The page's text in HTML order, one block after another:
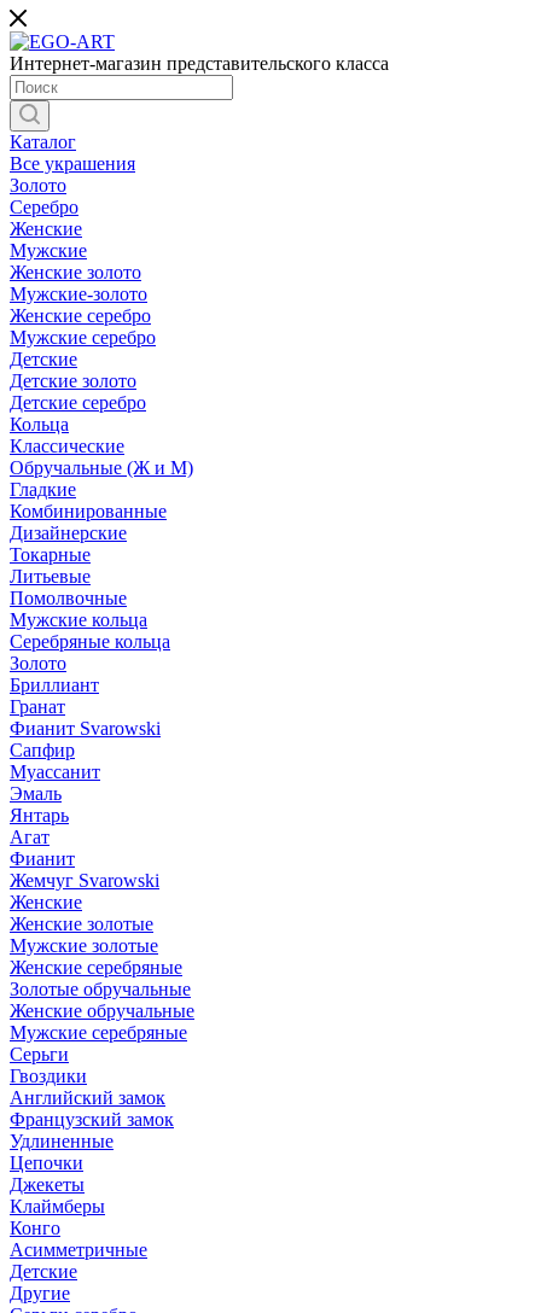
Интернет-магазин представительского класса
Каталог
Все украшения
Золото
Серебро
Женские
Мужские
Женские золото
Мужские-золото
Женские серебро
Мужские серебро
Детские
Детские золото
Детские серебро
Кольца
Классические
Обручальные (Ж и М)
Гладкие
Комбинированные
Дизайнерские
Токарные
Литьевые
Помолвочные
Мужские кольца
Серебряные кольца
Золото
Бриллиант
Гранат
Фианит Svarowski
Сапфир
Муассанит
Эмаль
Янтарь
Агат
Фианит
Жемчуг Svarowski
Женские
Женские золотые
Мужские золотые
Женские серебряные
Золотые обручальные
Женские обручальные
Мужские серебряные
Серьги
Гвоздики
Английский замок
Французский замок
Удлиненные
Цепочки
Джекеты
Клаймберы
Конго
Асимметричные
Детские
Другие